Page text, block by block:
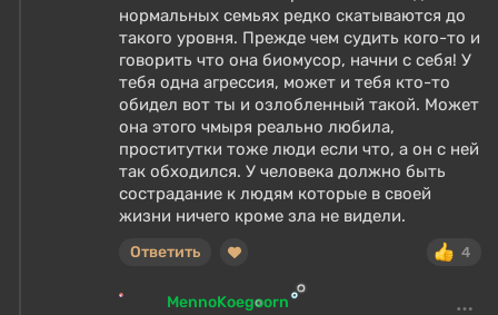
нормальных семьях редко скатываются до
такого уровня. Прежде чем судить кого-то и
говорить что она биомусор, начни с себя! У
тебя одна агрессия, может и тебя кто-то
обидел вот ты и озлобленный такой. Может
она этого чмыря реально любила,
проститутки тоже люди если что, а он с ней
так обходился. У человека должно быть
сострадание к людям которые в своей
жизни ничего кроме зла не видели.
4
Ответить
MennoKoegoorn